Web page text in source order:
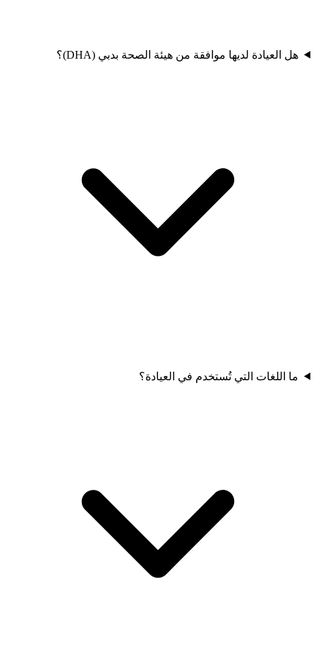
هل العيادة لديها موافقة من هيئة الصحة بدبي (DHA)؟
ما اللغات التي تُستخدم في العيادة؟